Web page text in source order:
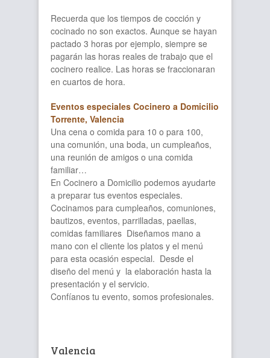
Recuerda que los tiempos de cocción y
cocinado no son exactos. Aunque se hayan
pactado 3 horas por ejemplo, siempre se
pagarán las horas reales de trabajo que el
cocinero realice. Las horas se fraccionaran
en cuartos de hora.
Eventos especiales Cocinero a Domicilio
Torrente, Valencia
Una cena o comida para 10 o para 100,
una comunión, una boda, un cumpleaños,
una reunión de amigos o una comida
familiar…
En Cocinero a Domicilio podemos ayudarte
a preparar tus eventos especiales.
Cocinamos para cumpleaños, comuniones,
bautizos, eventos, parrilladas, paellas,
comidas familiares Diseñamos mano a
mano con el cliente los platos y el menú
para esta ocasión especial. Desde el
diseño del menú y la elaboración hasta la
presentación y el servicio.
Confíanos tu evento, somos profesionales.
Valencia